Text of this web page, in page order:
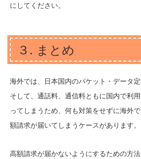
にしてください。
３. まとめ
海外では、日本国内のパケット・データ定
そして、通話料、通信料ともに国内で利
ってしまうため、何も対策をせずに海外
額請求が届いてしまうケースがあります。
高額請求が届かないようにするための方